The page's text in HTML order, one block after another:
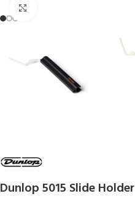
Dunlop 5015 Slide Holder